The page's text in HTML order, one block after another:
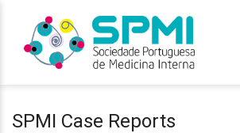
SPMI Case Reports